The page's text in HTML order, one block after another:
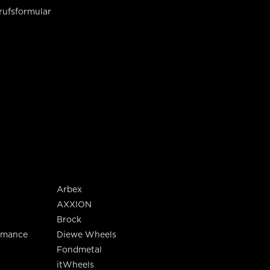
Arbex
AXXION
Brock
Diewe Wheels
Fondmetal
itWheels